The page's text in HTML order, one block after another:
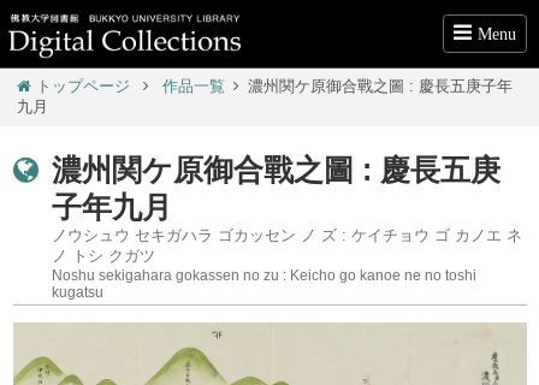
Menu
トップページ 作品一覧
濃州関ケ原御合戰之圖 : 慶長五庚子年
九月
濃州関ケ原御合戰之圖 : 慶長五庚
子年九月
ノウシュウ セキガハラ ゴカッセン ノ ズ : ケイチョウ ゴ カノエ ネ
ノ トシ クガツ
Noshu sekigahara gokassen no zu : Keicho go kanoe ne no toshi
kugatsu